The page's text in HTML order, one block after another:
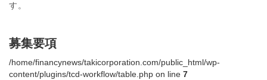
す。
募集要項
/home/financynews/takicorporation.com/public_html/wp-
content/plugins/tcd-workflow/table.php on line 7